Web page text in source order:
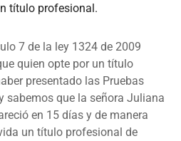
título profesional.
7 de la ley 1324 de 2009
quien opte por un título
presentado las Pruebas
sabemos que la señora Juliana
en 15 días y de manera
un título profesional de